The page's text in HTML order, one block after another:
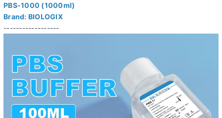
PBS-1000 (1000ml)
Brand: BIOLOGIX
------------------